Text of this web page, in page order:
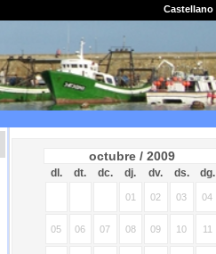
Castellano
octubre / 2009
dl. dt. dc. dj. dv. ds. dg.
01 02 03 04
05 06 07 08 09 10 11